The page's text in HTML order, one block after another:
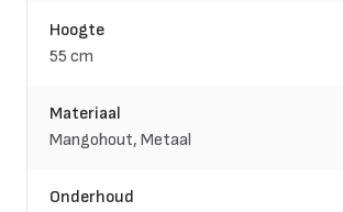
Hoogte
55 cm
Materiaal
Mangohout, Metaal
Onderhoud